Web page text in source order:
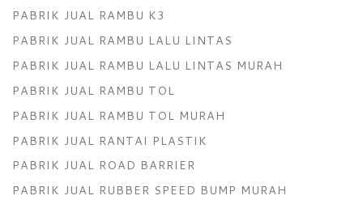
PABRIK JUAL RAMBU K3
PABRIK JUAL RAMBU LALU LINTAS
PABRIK JUAL RAMBU LALU LINTAS MURAH
PABRIK JUAL RAMBU TOL
PABRIK JUAL RAMBU TOL MURAH
PABRIK JUAL RANTAI PLASTIK
PABRIK JUAL ROAD BARRIER
PABRIK JUAL RUBBER SPEED BUMP MURAH